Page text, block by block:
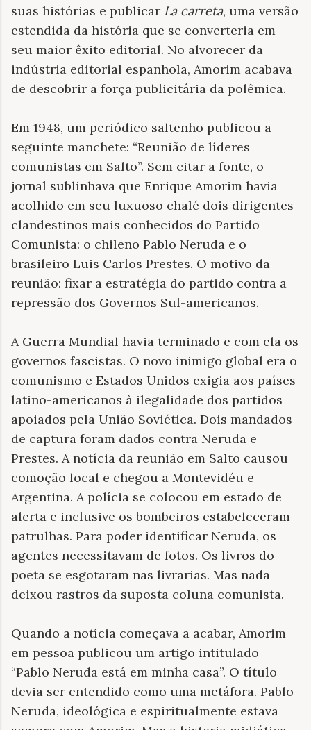
suas histórias e publicar La carreta, uma versão
estendida da história que se converteria em
seu maior êxito editorial. No alvorecer da
indústria editorial espanhola, Amorim acabava
de descobrir a força publicitária da polêmica.
Em 1948, um periódico saltenho publicou a
seguinte manchete: “Reunião de líderes
comunistas em Salto”. Sem citar a fonte, o
jornal sublinhava que Enrique Amorim havia
acolhido em seu luxuoso chalé dois dirigentes
clandestinos mais conhecidos do Partido
Comunista: o chileno Pablo Neruda e o
brasileiro Luis Carlos Prestes. O motivo da
reunião: fixar a estratégia do partido contra a
repressão dos Governos Sul-americanos.
A Guerra Mundial havia terminado e com ela os
governos fascistas. O novo inimigo global era o
comunismo e Estados Unidos exigia aos países
latino-americanos à ilegalidade dos partidos
apoiados pela União Soviética. Dois mandados
de captura foram dados contra Neruda e
Prestes. A notícia da reunião em Salto causou
comoção local e chegou a Montevidéu e
Argentina. A polícia se colocou em estado de
alerta e inclusive os bombeiros estabeleceram
patrulhas. Para poder identificar Neruda, os
agentes necessitavam de fotos. Os livros do
poeta se esgotaram nas livrarias. Mas nada
deixou rastros da suposta coluna comunista.
Quando a notícia começava a acabar, Amorim
em pessoa publicou um artigo intitulado
“Pablo Neruda está em minha casa”. O título
devia ser entendido como uma metáfora. Pablo
Neruda, ideológica e espiritualmente estava